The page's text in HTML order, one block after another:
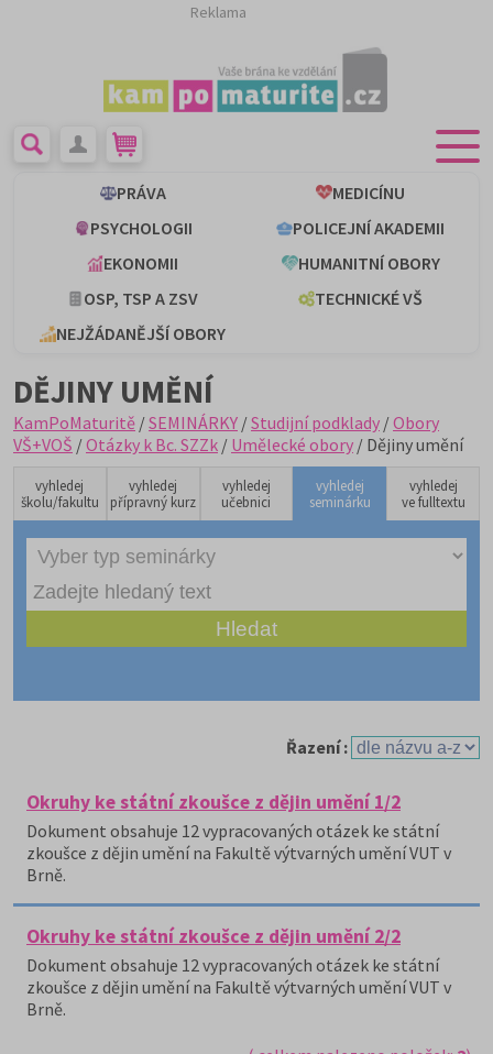
Reklama
PRÁVA
MEDICÍNU
PSYCHOLOGII
POLICEJNÍ AKADEMII
EKONOMII
HUMANITNÍ OBORY
OSP, TSP A ZSV
TECHNICKÉ VŠ
NEJŽÁDANĚJŠÍ OBORY
DĚJINY UMĚNÍ
KamPoMaturitě /SEMINÁRKY /Studijní podklady /Obory
VŠ+VOŠ /Otázky k Bc. SZZk / Umělecké obory / Dějiny umění
vyhledej
školu/fakultu
vyhledej
přípravný kurz
vyhledej
učebnici
vyhledej
seminárku
vyhledej
ve fulltextu
Řazení :
Okruhy ke státní zkoušce z dějin umění 1/2
Dokument obsahuje 12 vypracovaných otázek ke státní
zkoušce z dějin umění na Fakultě výtvarných umění VUT v
Brně.
Okruhy ke státní zkoušce z dějin umění 2/2
Dokument obsahuje 12 vypracovaných otázek ke státní
zkoušce z dějin umění na Fakultě výtvarných umění VUT v
Brně.